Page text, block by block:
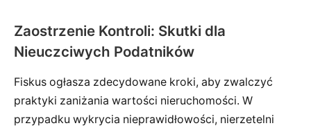
Zaostrzenie Kontroli: Skutki dla
Nieuczciwych Podatników
Fiskus ogłasza zdecydowane kroki, aby zwalczyć
praktyki zaniżania wartości nieruchomości. W
przypadku wykrycia nieprawidłowości, nierzetelni